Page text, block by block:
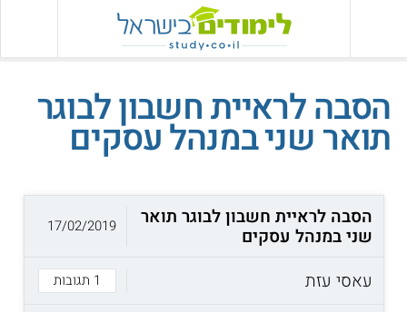
הסבה לראיית חשבון לבוגר
תואר שני במנהל עסקים
הסבה לראיית חשבון לבוגר תואר
שני במנהל עסקים
עאסי עזת
1 תגובות
17/02/2019